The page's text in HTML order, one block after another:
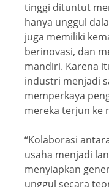
tinggi dituntut
hanya unggul
juga memiliki
berinovasi, dan
mandiri. Karena
industri menjadi
memperkaya
mereka terjun ke
“Kolaborasi
usaha menjadi
menyiapkan
unggul secara